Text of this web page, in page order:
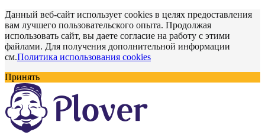
Данный веб-сайт использует cookies в целях предоставления
вам лучшего пользовательского опыта. Продолжая
использовать сайт, вы даете согласие на работу с этими
файлами. Для получения дополнительной информации
см.Политика использования cookies
Принять